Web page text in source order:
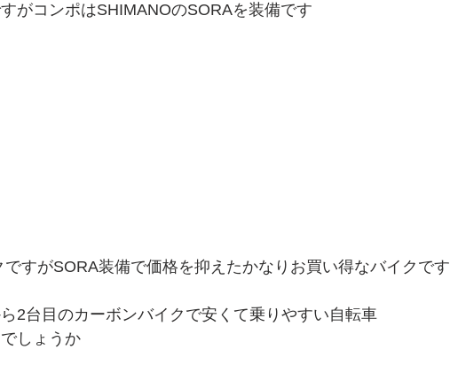
がコンポはSHIMANOのSORAを装備です
ですがSORA装備で価格を抑えたかなりお買い得なバイクです
2台目のカーボンバイクで安くて乗りやすい自転車
しょうか